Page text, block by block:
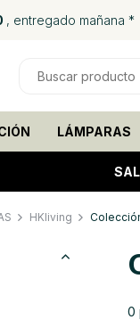
, entregado mañana *
LÁMPARAS
HKliving
0